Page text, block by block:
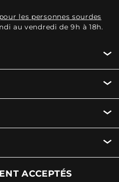
les personnes sourdes
au vendredi de 9h à 18h.
ACCEPTÉS